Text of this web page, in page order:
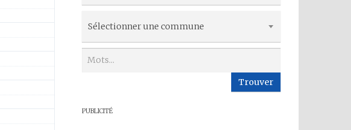
Sélectionner une commune
Trouver
PUBLICITÉ